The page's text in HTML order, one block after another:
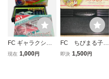
FC ギャラクシア
ン 箱説付き ナム
現在 1,000円
FC ちびまる子ち
ゃん うきうきショ
即決 1,500円